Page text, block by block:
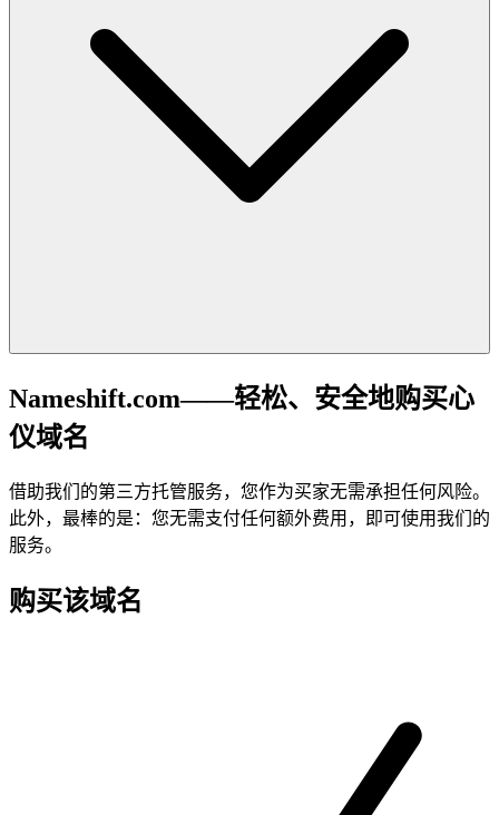
Nameshift.com——轻松、安全地购买心
仪域名
借助我们的第三方托管服务，您作为买家无需承担任何风险。
此外，最棒的是：您无需支付任何额外费用，即可使用我们的
服务。
购买该域名